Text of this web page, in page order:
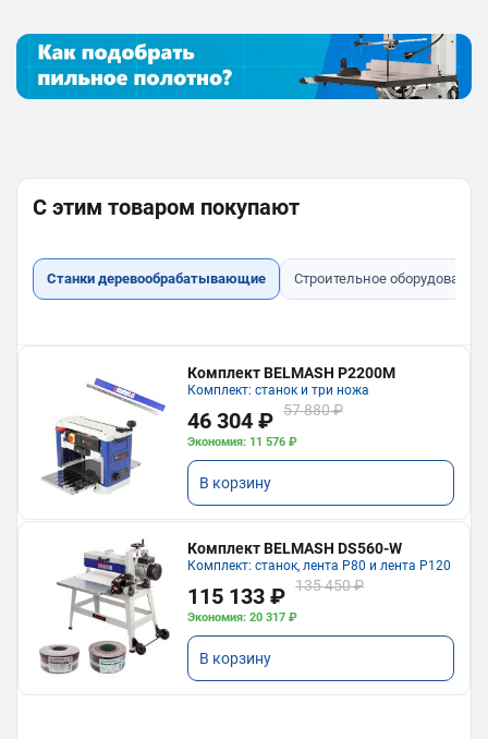
С этим товаром покупают
Станки деревообрабатывающие Строительное оборудование
Комплект BELMASH P2200M
Комплект: станок и три ножа
46 304 ₽ 57 880 ₽
Экономия: 11 576 ₽
В корзину
Комплект BELMASH DS560-W
Комплект: станок, лента P80 и лента P120
115 133 ₽ 135 450 ₽
Экономия: 20 317 ₽
В корзину